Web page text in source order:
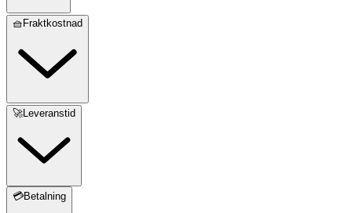
🧺Fraktkostnad
🚀Leveranstid
💳Betalning